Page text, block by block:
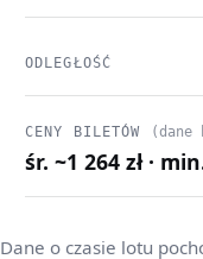
ODLEGŁOŚĆ
CENY BILETÓW (dane
śr. ~1 264 zł ·
Dane o czasie lotu